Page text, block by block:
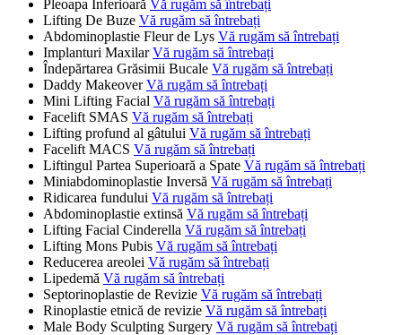
Pleoapa Inferioară Vă rugăm să întrebați
Lifting De Buze Vă rugăm să întrebați
Abdominoplastie Fleur de Lys Vă rugăm să întrebați
Implanturi Maxilar Vă rugăm să întrebați
Îndepărtarea Grăsimii Bucale Vă rugăm să întrebați
Daddy Makeover Vă rugăm să întrebați
Mini Lifting Facial Vă rugăm să întrebați
Facelift SMAS Vă rugăm să întrebați
Lifting profund al gâtului Vă rugăm să întrebați
Facelift MACS Vă rugăm să întrebați
Liftingul Partea Superioară a Spate Vă rugăm să întrebați
Miniabdominoplastie Inversă Vă rugăm să întrebați
Ridicarea fundului Vă rugăm să întrebați
Abdominoplastie extinsă Vă rugăm să întrebați
Lifting Facial Cinderella Vă rugăm să întrebați
Lifting Mons Pubis Vă rugăm să întrebați
Reducerea areolei Vă rugăm să întrebați
Lipedemă Vă rugăm să întrebați
Septorinoplastie de Revizie Vă rugăm să întrebați
Rinoplastie etnică de revizie Vă rugăm să întrebați
Male Body Sculpting Surgery Vă rugăm să întrebați